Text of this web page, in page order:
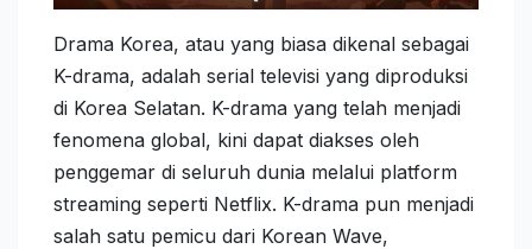
Drama Korea, atau yang biasa dikenal sebagai
K-drama, adalah serial televisi yang diproduksi
di Korea Selatan. K-drama yang telah menjadi
fenomena global, kini dapat diakses oleh
penggemar di seluruh dunia melalui platform
streaming seperti Netflix. K-drama pun menjadi
salah satu pemicu dari Korean Wave,